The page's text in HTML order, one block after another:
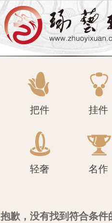
轻奢 名作
把件 挂件
轻奢 名作
抱歉，没有找到符合条件